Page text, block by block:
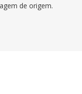
de origem.